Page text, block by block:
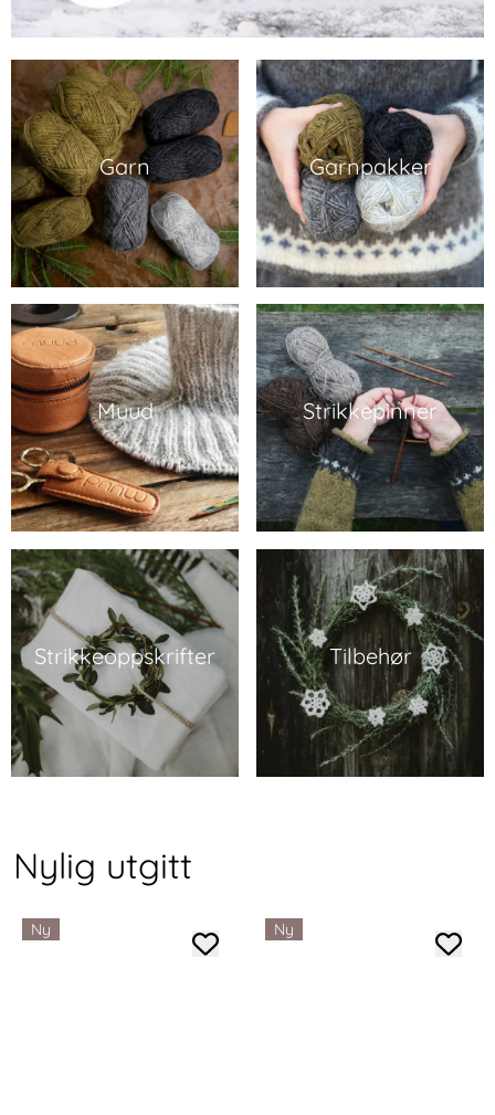
Garn Garnpakker
Muud Strikkepinner
Strikkeoppskrifter Tilbehør
Nylig utgitt
Ny Ny